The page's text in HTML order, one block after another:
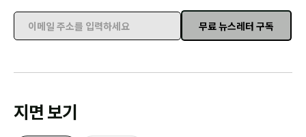
이메일 주소를 입력하세요
무료 뉴스레터 구독
지면 보기